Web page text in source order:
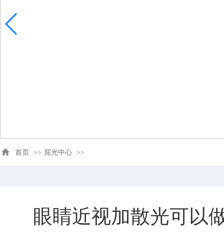
首页 >> 屈光中心 >>
眼睛近视加散光可以